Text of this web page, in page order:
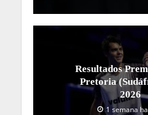
Resultados
Pretoria
2026
1 semana